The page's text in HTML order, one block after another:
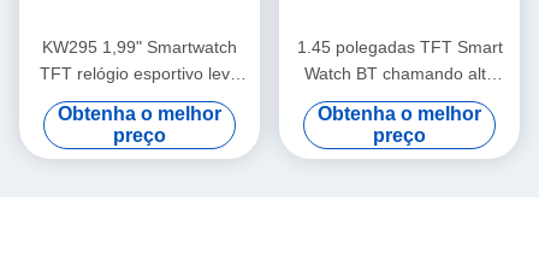
KW295 1,99" Smartwatch
TFT relógio esportivo leve
com chamada Bluetooth
Obtenha o melhor
preço
1.45 polegadas TFT Smart
Watch BT chamando alta
resolução Smartwatch
monitoramento de saúde
Obtenha o melhor
preço